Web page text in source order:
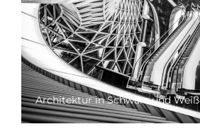
Architektur in Schwarz und Weiß